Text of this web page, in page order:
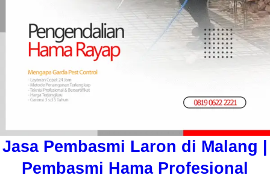
Jasa Pembasmi Laron di Malang |
Pembasmi Hama Profesional